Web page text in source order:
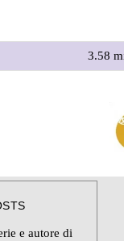
3.58
e autore di